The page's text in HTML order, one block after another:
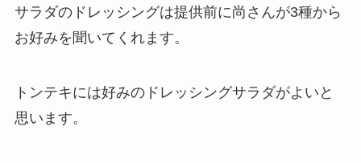
サラダのドレッシングは提供前に尚さんが3種から
お好みを聞いてくれます。
トンテキには好みのドレッシングサラダがよいと
思います。